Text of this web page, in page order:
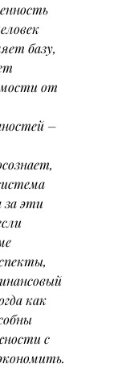
базу,
от
–
за эти
,
как
с